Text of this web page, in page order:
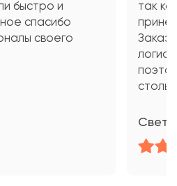
быстро и
спасибо
своего
так
столы